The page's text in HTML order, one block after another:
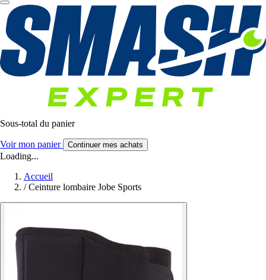
Sous-total du panier
Voir mon panier Continuer mes achats
Loading...
Accueil
/ Ceinture lombaire Jobe Sports